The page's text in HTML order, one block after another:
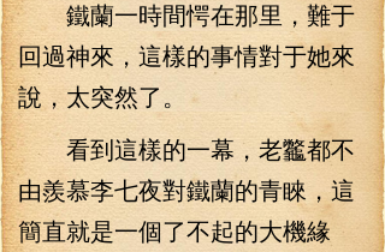
鐵蘭一時間愕在那里，難于
回過神來，這樣的事情對于她來
說，太突然了。
看到這樣的一幕，老龞都不
由羨慕李七夜對鐵蘭的青睞，這
簡直就是一個了不起的大機緣